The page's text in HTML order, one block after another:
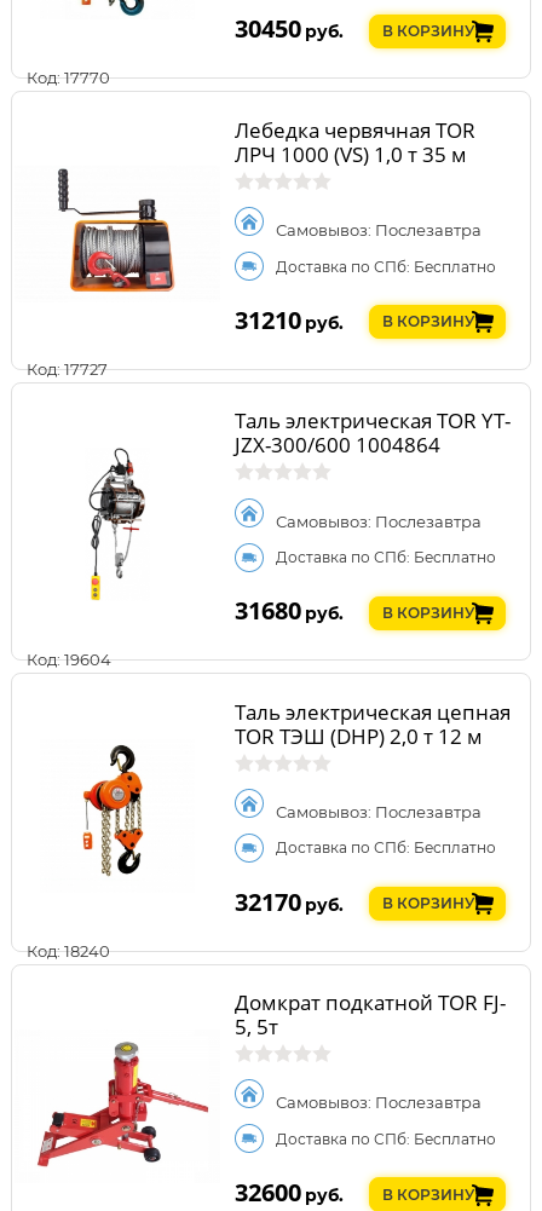
Код: 17770
30450 руб. В КОРЗИНУ
Код: 17727
Лебедка червячная TOR
ЛРЧ 1000 (VS) 1,0 т 35 м
Самовывоз: Послезавтра
Доставка по СПб: Бесплатно
31210 руб. В КОРЗИНУ
Код: 19604
Таль электрическая TOR YT-
JZX-300/600 1004864
Самовывоз: Послезавтра
Доставка по СПб: Бесплатно
31680 руб. В КОРЗИНУ
Код: 18240
Таль электрическая цепная
TOR ТЭШ (DHP) 2,0 т 12 м
Самовывоз: Послезавтра
Доставка по СПб: Бесплатно
32170 руб. В КОРЗИНУ
Домкрат подкатной TOR FJ-
5, 5т
Самовывоз: Послезавтра
Доставка по СПб: Бесплатно
32600 руб. В КОРЗИНУ